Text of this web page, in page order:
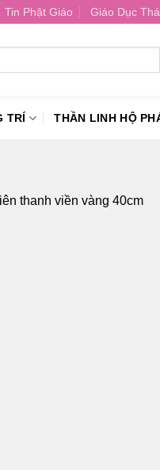
Tin Phật Giáo Giáo Dục
TRÍ THẦN LINH HỘ
thanh viền vàng 40cm